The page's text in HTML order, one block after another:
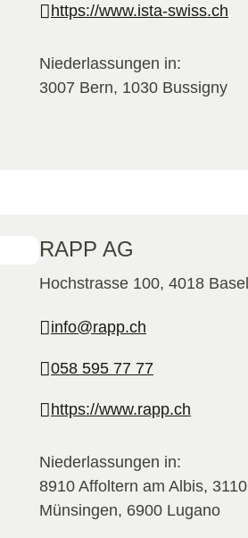
https://www.ista-swiss.ch
Niederlassungen in:
3007 Bern, 1030 Bussigny
RAPP AG
Hochstrasse 100, 4018 Basel
info@rapp.ch
058 595 77 77
https://www.rapp.ch
Niederlassungen in:
8910 Affoltern am Albis, 3110
Münsingen, 6900 Lugano